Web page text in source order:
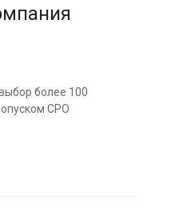
более 100
СРО